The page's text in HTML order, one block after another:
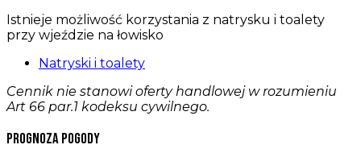
Istnieje możliwość korzystania z natrysku i toalety
przy wjeździe na łowisko
Natryski i toalety
Cennik nie stanowi oferty handlowej w rozumieniu
Art 66 par.1 kodeksu cywilnego.
Prognoza pogody